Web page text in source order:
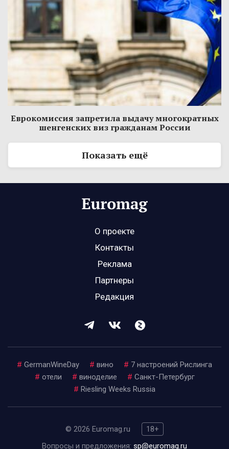
Еврокомиссия запретила выдачу многократных
шенгенских виз гражданам России
Показать ещё
О проекте
Контакты
Реклама
Партнеры
Редакция
# GermanWineDay # вино # 7 настроений Рислинга
# отели # виноделие # Санкт-Петербург
# Riesling Weeks Russia
© 2026 Euromag.ru
18+
Вопросы и предложения: sp@euromag.ru